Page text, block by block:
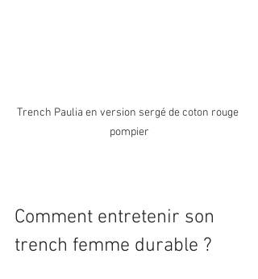
Trench Paulia en version sergé de coton rouge
pompier
Comment entretenir son
trench femme durable ?